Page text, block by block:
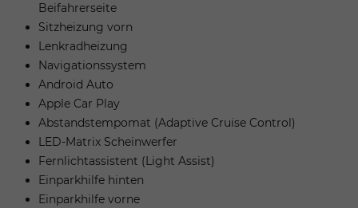
Beifahrerseite
Sitzheizung vorn
Lenkradheizung
Navigationssystem
Android Auto
Apple Car Play
Abstandstempomat (Adaptive Cruise Control)
LED-Matrix Scheinwerfer
Fernlichtassistent (Light Assist)
Einparkhilfe hinten
Einparkhilfe vorne